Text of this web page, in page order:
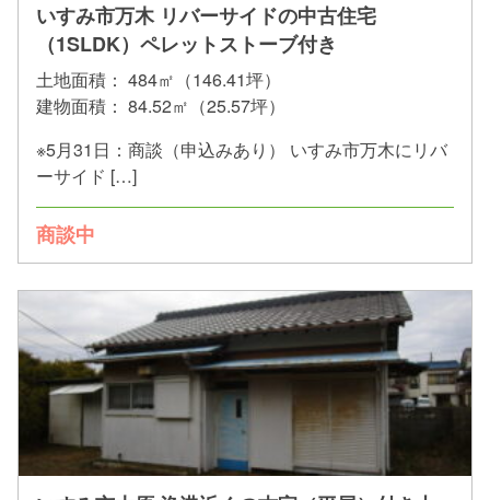
いすみ市万木 リバーサイドの中古住宅
（1SLDK）ペレットストーブ付き
土地面積： 484㎡（146.41坪）
建物面積： 84.52㎡（25.57坪）
※5月31日：商談（申込みあり） いすみ市万木にリバ
ーサイド […]
商談中